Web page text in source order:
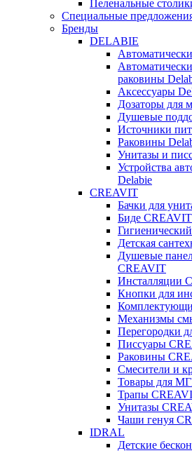
Пеленальные
Специальные
Бренды
DELABIE
раковины
Аксессуары
Дозаторы для
Душевые
Источники
Раковины
Унитазы и
Устройства
Delabie
CREAVIT
Бачки для
Биде CREAVIT
Детская
Душевые
CREAVIT
Инсталляции
Кнопки для
Механизмы
Перегородки
Писсуары
Раковины
Смесители и
Товары для
Трапы
Унитазы
Чаши генуя
IDRAL
Детские